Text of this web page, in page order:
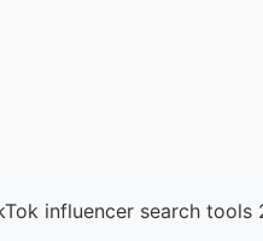
influencer search tools